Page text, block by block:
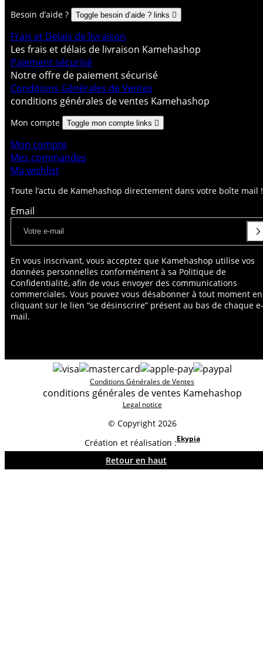
Toute l’actu de Kamehashop directement dans votre boîte mail !
Email
En vous inscrivant, vous acceptez que Kamehashop utilise vos
données personnelles conformément à sa Politique de
Confidentialité, afin de vous envoyer des communications
commerciales. Vous pouvez vous désabonner à tout moment en
cliquant sur le lien “se désinscrire” présent au bas de chaque e-
mail.
Besoin d’aide ? Toggle besoin d’aide ? links 
Frais et Delais de livraison
Les frais et délais de livraison Kamehashop
Paiement sécurisé
Notre offre de paiement sécurisé
Conditions Générales de Ventes
conditions générales de ventes Kamehashop
Mon compte Toggle mon compte links 
Mon compte
Mes commandes
Ma wishlist
© Copyright 2026
Conditions Générales de Ventes
conditions générales de ventes Kamehashop
Legal notice
Création et réalisation :Ekypia
Retour en haut